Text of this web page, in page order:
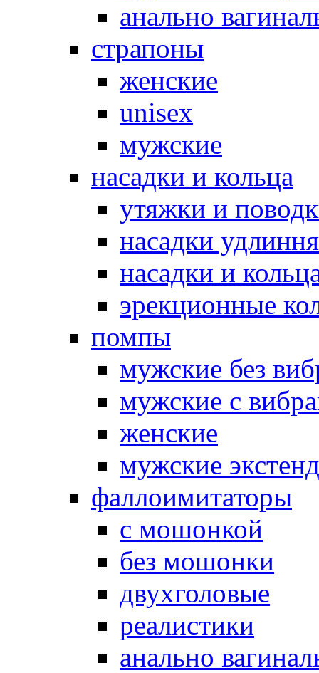
анально
страпоны
женские
unisex
мужские
насадки и кольца
утяжки и
насадки
насадки и
эрекционные
помпы
мужские без
мужские с
женские
мужские
фаллоимитаторы
с мошонкой
без мошонки
двухголовые
реалистики
анально